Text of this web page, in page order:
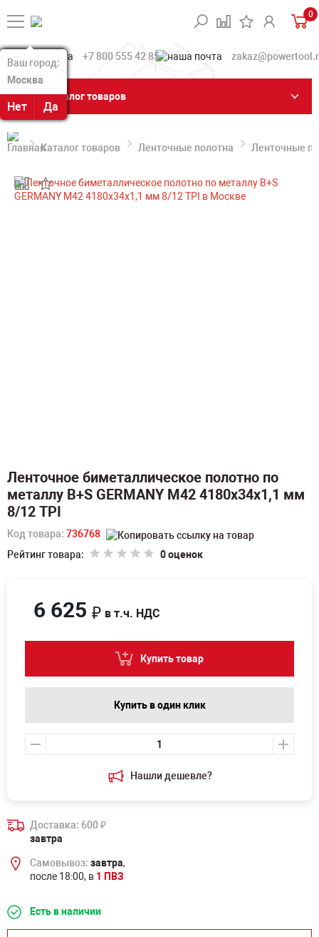
Ваш город:
Москва
Нет Да
Ваш город:
Москва
Нет Да
0
+7 800 555 42 85
Каталог товаров
Каталог товаров Ленточные полотна Ленточные
Ленточное биметаллическое полотно по
металлу B+S GERMANY M42 4180х34х1,1 мм
8/12 TPI
Код товара: 736768
Рейтинг товара:
0 оценок
Нашли дешевле?
6 625 ₽ в т.ч. НДС
Купить товар
Купить в один клик
Доставка: 600₽
завтра
Самовывоз: завтра,
после 18:00, в 1 ПВЗ
Есть в наличии